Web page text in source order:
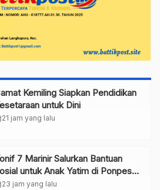
Kemiling Siapkan Pendidikan
untuk Dini
21 jam yang lalu
7 Marinir Salurkan Bantuan
untuk Anak Yatim di Ponpes
Huda
23 jam yang lalu